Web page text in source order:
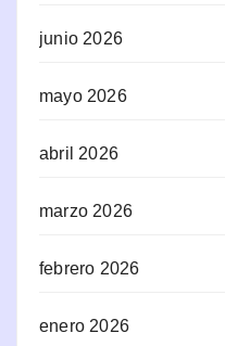
junio 2026
mayo 2026
abril 2026
marzo 2026
febrero 2026
enero 2026